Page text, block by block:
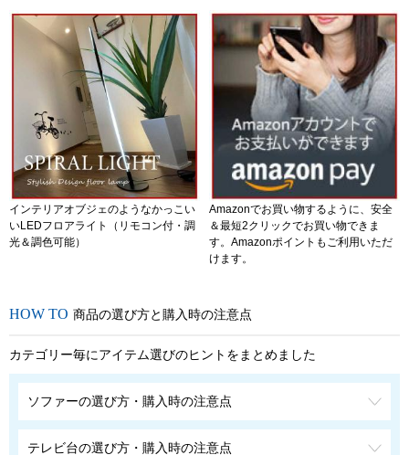
インテリアオブジェのようなかっこい
いLEDフロアライト（リモコン付・調
光＆調色可能）
Amazonでお買い物するように、安全
＆最短2クリックでお買い物できま
す。Amazonポイントもご利用いただ
けます。
商品の選び方と購入時の注意点
カテゴリー毎にアイテム選びのヒントをまとめました
ソファーの選び方・購入時の注意点
テレビ台の選び方・購入時の注意点